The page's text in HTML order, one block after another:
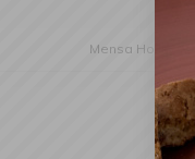
Mensa Home